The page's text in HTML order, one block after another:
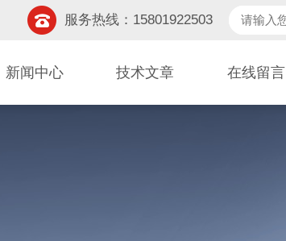
服务热线：15801922503
新闻中心 技术文章 在线留言